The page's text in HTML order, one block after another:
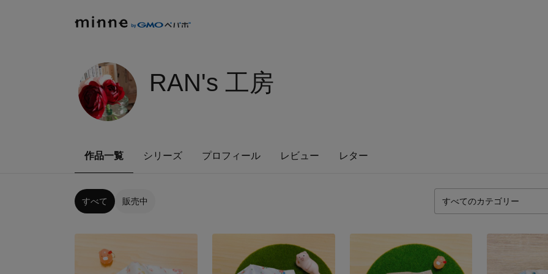
RAN's 工房
作品一覧 シリーズ プロフィール レビュー レター
すべて 販売中